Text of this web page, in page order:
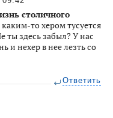
столичного
то хером тусуется
ты здесь забыл? У нас
и нехер в нее лезть со
Ответить